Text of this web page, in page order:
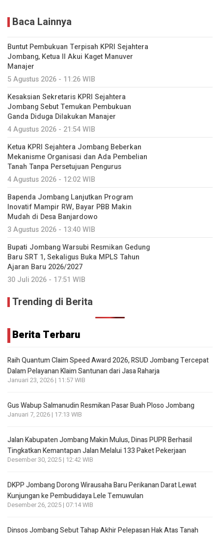
Baca Lainnya
Buntut Pembukuan Terpisah KPRI Sejahtera
Jombang, Ketua II Akui Kaget Manuver
Manajer
5 Agustus 2026 - 11:26 WIB
Kesaksian Sekretaris KPRI Sejahtera
Jombang Sebut Temukan Pembukuan
Ganda Diduga Dilakukan Manajer
4 Agustus 2026 - 21:54 WIB
Ketua KPRI Sejahtera Jombang Beberkan
Mekanisme Organisasi dan Ada Pembelian
Tanah Tanpa Persetujuan Pengurus
4 Agustus 2026 - 12:02 WIB
Bapenda Jombang Lanjutkan Program
Inovatif Mampir RW, Bayar PBB Makin
Mudah di Desa Banjardowo
3 Agustus 2026 - 13:40 WIB
Bupati Jombang Warsubi Resmikan Gedung
Baru SRT 1, Sekaligus Buka MPLS Tahun
Ajaran Baru 2026/2027
30 Juli 2026 - 17:51 WIB
Trending di Berita
Berita Terbaru
Raih Quantum Claim Speed Award 2026, RSUD Jombang Tercepat
Dalam Pelayanan Klaim Santunan dari Jasa Raharja
Januari 23, 2026 | 11:57 WIB
Gus Wabup Salmanudin Resmikan Pasar Buah Ploso Jombang
Januari 7, 2026 | 17:13 WIB
Jalan Kabupaten Jombang Makin Mulus, Dinas PUPR Berhasil
Tingkatkan Kemantapan Jalan Melalui 133 Paket Pekerjaan
Desember 30, 2025 | 12:42 WIB
DKPP Jombang Dorong Wirausaha Baru Perikanan Darat Lewat
Kunjungan ke Pembudidaya Lele Temuwulan
Desember 26, 2025 | 07:14 WIB
Dinsos Jombang Sebut Tahap Akhir Pelepasan Hak Atas Tanah